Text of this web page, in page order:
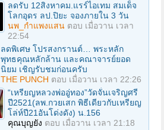
ลดรับ 12สิงหาคม.แรร์ไอเทม สมเด็จ
โลกอุดร ลป.ปิยะ จองภายใน 3 วัน
นพ_กำแพงแสน ตอบ เมื่อวาน เวลา
22:54
ลดพิเศษ โปรสงกรานต์… พระหลัก
พุทธคุณหลักล้าน และคณาจารย์ยอด
นิยม เชิญรับชมก่อนครับ
THE PUNCH ตอบ เมื่อวาน เวลา 22:26
“เหรียญหลวงพ่ออู่ทอง”วัดจั่นเจริญศรี
ปี2521(ลพ.กวยเสก พิธีเดียวกับเหรียญ
โล่ห์ปี21อันโด่งดัง) น.156
คุณบุญยัง ตอบ เมื่อวาน เวลา 21:18